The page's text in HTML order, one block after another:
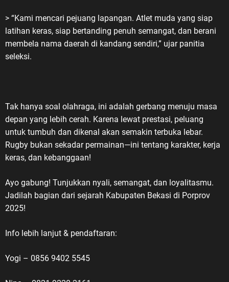
> “Kami mencari pejuang lapangan. Atlet muda yang siap
latihan keras, siap bertanding penuh semangat, dan berani
membela nama daerah di kandang sendiri,” ujar panitia
seleksi.
Tak hanya soal olahraga, ini adalah gerbang menuju masa
depan yang lebih cerah. Karena lewat prestasi, peluang
untuk tumbuh dan dikenal akan semakin terbuka lebar.
Rugby bukan sekadar permainan—ini tentang karakter, kerja
keras, dan kebanggaan!
Ayo gabung! Tunjukkan nyali, semangat, dan loyalitasmu.
Jadilah bagian dari sejarah Kabupaten Bekasi di Porprov
2025!
Info lebih lanjut & pendaftaran:
Yogi – 0856 9402 5545